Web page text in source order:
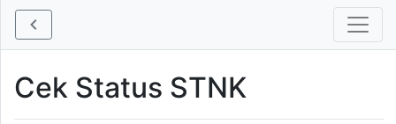
Cek Status STNK